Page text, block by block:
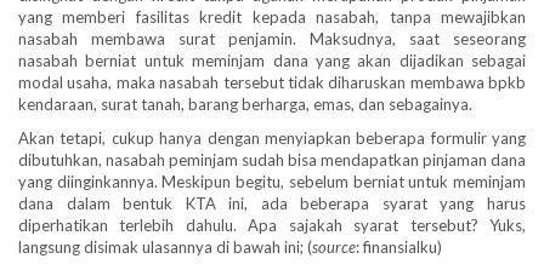
yang memberi fasilitas kredit kepada nasabah, tanpa mewajibkan
nasabah membawa surat penjamin. Maksudnya, saat seseorang
nasabah berniat untuk meminjam dana yang akan dijadikan sebagai
modal usaha, maka nasabah tersebut tidak diharuskan membawa bpkb
kendaraan, surat tanah, barang berharga, emas, dan sebagainya.
Akan tetapi, cukup hanya dengan menyiapkan beberapa formulir yang
dibutuhkan, nasabah peminjam sudah bisa mendapatkan pinjaman dana
yang diinginkannya. Meskipun begitu, sebelum berniat untuk meminjam
dana dalam bentuk KTA ini, ada beberapa syarat yang harus
diperhatikan terlebih dahulu. Apa sajakah syarat tersebut? Yuks,
langsung disimak ulasannya di bawah ini; (source: finansialku)